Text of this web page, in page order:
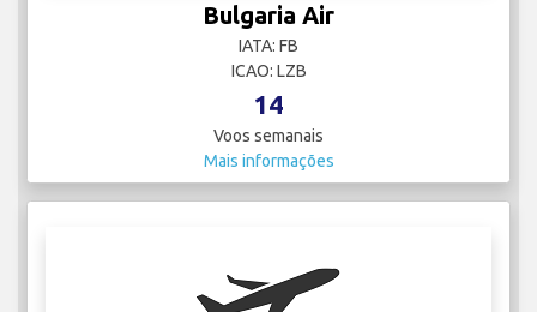
Bulgaria Air
IATA: FB
ICAO: LZB
14
Voos semanais
Mais informações